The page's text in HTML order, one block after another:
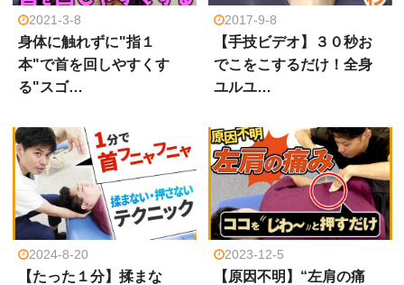
2021-3-8
身体に触れずに"指１
本"で首を回しやすくす
る"スゴ…
2017-9-8
【手技ビデオ】３０秒お
でこをこするだけ！全身
ユルユ…
2024-8-20
【たった１分】揉まな
2023-12-5
【原因不明】“左肩の痛